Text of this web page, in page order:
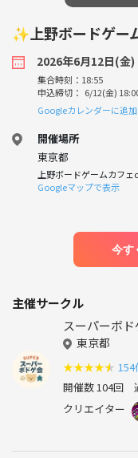
✨上野ボードゲー
2026年6月12日(金
集合時刻：18:55
申込締切： 6/12(金)
Googleカレンダーに追加
開催場所
東京都
上野ボードゲームカフ
Googleマップで表示
今す
主催サークル
スーパーボ
東京都
★★★★★
開催数 104回
クリエイター